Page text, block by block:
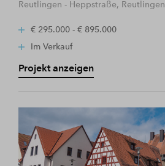
Reutlingen - Heppstraße, Reutlingen
€ 295.000 - € 895.000
Im Verkauf
Projekt anzeigen